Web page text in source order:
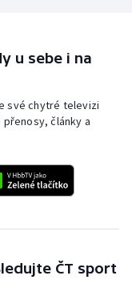
u sebe i na
své chytré televizi
články a
ČT sport